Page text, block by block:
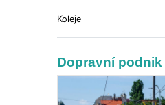
Koleje
Dopravní